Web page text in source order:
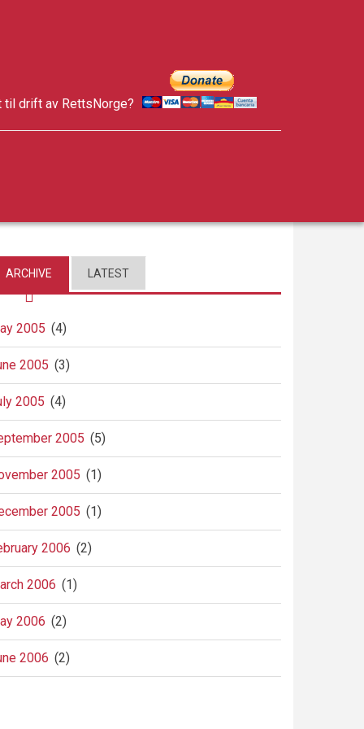
til drift av RettsNorge?
ARCHIVE LATEST
2005 (4)
2005 (3)
2005 (4)
2005 (5)
2005 (1)
2005 (1)
2006 (2)
2006 (1)
2006 (2)
2006 (2)